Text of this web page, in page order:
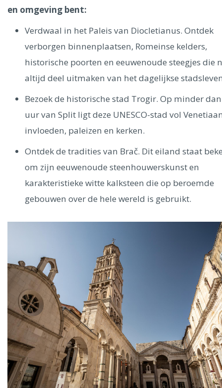
en omgeving bent:
Verdwaal in het Paleis van Diocletianus. Ontdek
verborgen binnenplaatsen, Romeinse kelders,
historische poorten en eeuwenoude steegjes die
altijd deel uitmaken van het dagelijkse
Bezoek de historische stad Trogir. Op minder
uur van Split ligt deze UNESCO-stad vol
invloeden, paleizen en kerken.
Ontdek de tradities van Brač. Dit eiland staat
om zijn eeuwenoude steenhouwerskunst en
karakteristieke witte kalksteen die op beroemde
gebouwen over de hele wereld is gebruikt.